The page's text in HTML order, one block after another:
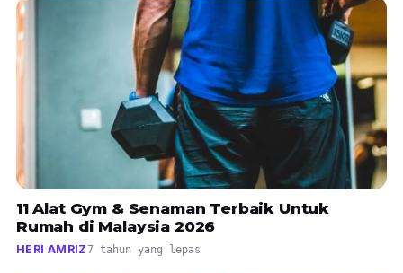
11 Alat Gym & Senaman Terbaik Untuk
Rumah di Malaysia 2026
HERI AMRIZ7 tahun yang lepas